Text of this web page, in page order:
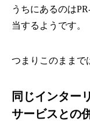
うちにあるのは
当するようです。
つまりこのままで
同じインター
サービスとの